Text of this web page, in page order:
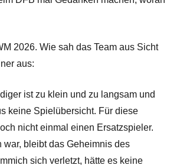
2026. Wie sah das Team aus Sicht
aus:
ist zu klein und zu langsam und
keine Spielübersicht. Für diese
nicht einmal einen Ersatzspieler.
war, bleibt das Geheimnis des
sich verletzt, hätte es keine